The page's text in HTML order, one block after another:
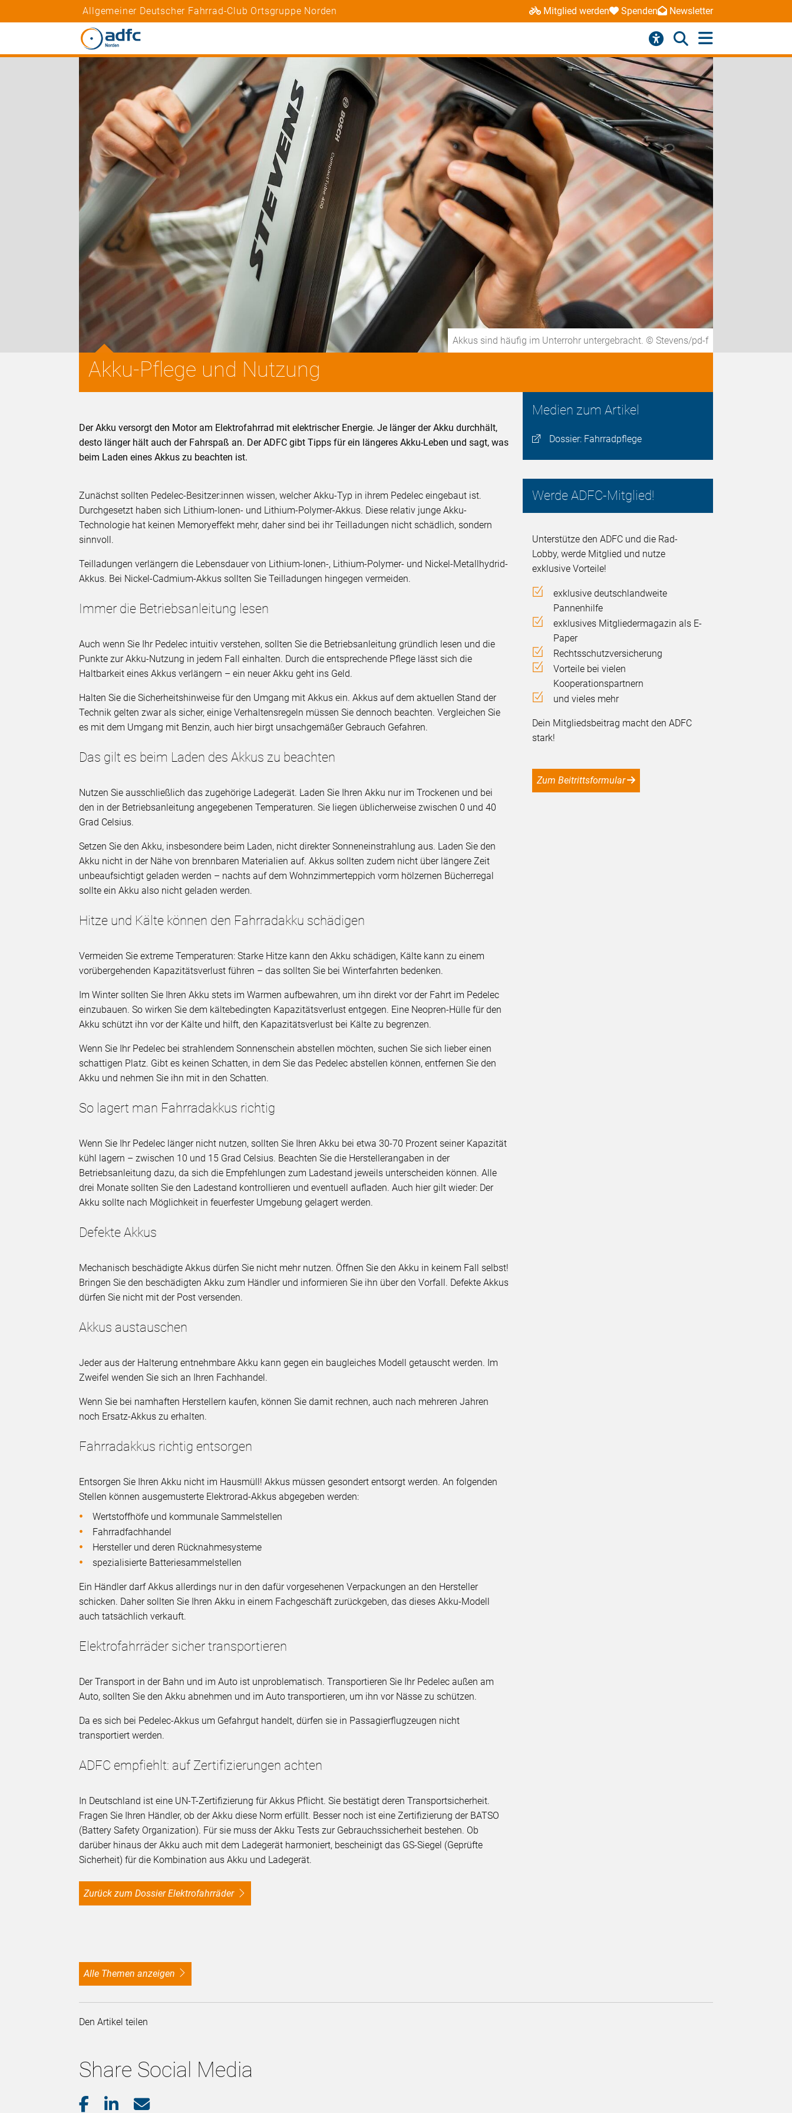
Allgemeiner Deutscher Fahrrad-Club Ortsgruppe Norden Mitglied werden Spenden Newsletter
Akkus sind häufig im Unterrohr untergebracht. © Stevens/pd-f
Akku-Pflege und Nutzung
Medien zum Artikel
Dossier: Fahrradpflege
Werde ADFC-Mitglied!
Unterstütze den ADFC und die Rad-
Lobby, werde Mitglied und nutze
exklusive Vorteile!
exklusive deutschlandweite
Pannenhilfe
exklusives Mitgliedermagazin als E-
Paper
Rechtsschutzversicherung
Vorteile bei vielen
Kooperationspartnern
und vieles mehr
Dein Mitgliedsbeitrag macht den ADFC
stark!
Zum Beitrittsformular
Der Akku versorgt den Motor am Elektrofahrrad mit elektrischer Energie. Je länger der Akku durchhält,
desto länger hält auch der Fahrspaß an. Der ADFC gibt Tipps für ein längeres Akku-Leben und sagt, was
beim Laden eines Akkus zu beachten ist.
Zunächst sollten Pedelec-Besitzer:innen wissen, welcher Akku-Typ in ihrem Pedelec eingebaut ist.
Durchgesetzt haben sich Lithium-Ionen- und Lithium-Polymer-Akkus. Diese relativ junge Akku-
Technologie hat keinen Memoryeffekt mehr, daher sind bei ihr Teilladungen nicht schädlich, sondern
sinnvoll.
Teilladungen verlängern die Lebensdauer von Lithium-Ionen-, Lithium-Polymer- und Nickel-Metallhydrid-
Akkus. Bei Nickel-Cadmium-Akkus sollten Sie Teilladungen hingegen vermeiden.
Immer die Betriebsanleitung lesen
Auch wenn Sie Ihr Pedelec intuitiv verstehen, sollten Sie die Betriebsanleitung gründlich lesen und die
Punkte zur Akku-Nutzung in jedem Fall einhalten. Durch die entsprechende Pflege lässt sich die
Haltbarkeit eines Akkus verlängern – ein neuer Akku geht ins Geld.
Halten Sie die Sicherheitshinweise für den Umgang mit Akkus ein. Akkus auf dem aktuellen Stand der
Technik gelten zwar als sicher, einige Verhaltensregeln müssen Sie dennoch beachten. Vergleichen Sie
es mit dem Umgang mit Benzin, auch hier birgt unsachgemäßer Gebrauch Gefahren.
Das gilt es beim Laden des Akkus zu beachten
Nutzen Sie ausschließlich das zugehörige Ladegerät. Laden Sie Ihren Akku nur im Trockenen und bei
den in der Betriebsanleitung angegebenen Temperaturen. Sie liegen üblicherweise zwischen 0 und 40
Grad Celsius.
Setzen Sie den Akku, insbesondere beim Laden, nicht direkter Sonneneinstrahlung aus. Laden Sie den
Akku nicht in der Nähe von brennbaren Materialien auf. Akkus sollten zudem nicht über längere Zeit
unbeaufsichtigt geladen werden – nachts auf dem Wohnzimmerteppich vorm hölzernen Bücherregal
sollte ein Akku also nicht geladen werden.
Hitze und Kälte können den Fahrradakku schädigen
Vermeiden Sie extreme Temperaturen: Starke Hitze kann den Akku schädigen, Kälte kann zu einem
vorübergehenden Kapazitätsverlust führen – das sollten Sie bei Winterfahrten bedenken.
Im Winter sollten Sie Ihren Akku stets im Warmen aufbewahren, um ihn direkt vor der Fahrt im Pedelec
einzubauen. So wirken Sie dem kältebedingten Kapazitätsverlust entgegen. Eine Neopren-Hülle für den
Akku schützt ihn vor der Kälte und hilft, den Kapazitätsverlust bei Kälte zu begrenzen.
Wenn Sie Ihr Pedelec bei strahlendem Sonnenschein abstellen möchten, suchen Sie sich lieber einen
schattigen Platz. Gibt es keinen Schatten, in dem Sie das Pedelec abstellen können, entfernen Sie den
Akku und nehmen Sie ihn mit in den Schatten.
So lagert man Fahrradakkus richtig
Wenn Sie Ihr Pedelec länger nicht nutzen, sollten Sie Ihren Akku bei etwa 30-70 Prozent seiner Kapazität
kühl lagern – zwischen 10 und 15 Grad Celsius. Beachten Sie die Herstellerangaben in der
Betriebsanleitung dazu, da sich die Empfehlungen zum Ladestand jeweils unterscheiden können. Alle
drei Monate sollten Sie den Ladestand kontrollieren und eventuell aufladen. Auch hier gilt wieder: Der
Akku sollte nach Möglichkeit in feuerfester Umgebung gelagert werden.
Defekte Akkus
Mechanisch beschädigte Akkus dürfen Sie nicht mehr nutzen. Öffnen Sie den Akku in keinem Fall selbst!
Bringen Sie den beschädigten Akku zum Händler und informieren Sie ihn über den Vorfall. Defekte Akkus
dürfen Sie nicht mit der Post versenden.
Akkus austauschen
Jeder aus der Halterung entnehmbare Akku kann gegen ein baugleiches Modell getauscht werden. Im
Zweifel wenden Sie sich an Ihren Fachhandel.
Wenn Sie bei namhaften Herstellern kaufen, können Sie damit rechnen, auch nach mehreren Jahren
noch Ersatz-Akkus zu erhalten.
Fahrradakkus richtig entsorgen
Entsorgen Sie Ihren Akku nicht im Hausmüll! Akkus müssen gesondert entsorgt werden. An folgenden
Stellen können ausgemusterte Elektrorad-Akkus abgegeben werden:
Wertstoffhöfe und kommunale Sammelstellen
Fahrradfachhandel
Hersteller und deren Rücknahmesysteme
spezialisierte Batteriesammelstellen
Ein Händler darf Akkus allerdings nur in den dafür vorgesehenen Verpackungen an den Hersteller
schicken. Daher sollten Sie Ihren Akku in einem Fachgeschäft zurückgeben, das dieses Akku-Modell
auch tatsächlich verkauft.
Elektrofahrräder sicher transportieren
Der Transport in der Bahn und im Auto ist unproblematisch. Transportieren Sie Ihr Pedelec außen am
Auto, sollten Sie den Akku abnehmen und im Auto transportieren, um ihn vor Nässe zu schützen.
Da es sich bei Pedelec-Akkus um Gefahrgut handelt, dürfen sie in Passagierflugzeugen nicht
transportiert werden.
ADFC empfiehlt: auf Zertifizierungen achten
In Deutschland ist eine UN-T-Zertifizierung für Akkus Pflicht. Sie bestätigt deren Transportsicherheit.
Fragen Sie Ihren Händler, ob der Akku diese Norm erfüllt. Besser noch ist eine Zertifizierung der BATSO
(Battery Safety Organization). Für sie muss der Akku Tests zur Gebrauchssicherheit bestehen. Ob
darüber hinaus der Akku auch mit dem Ladegerät harmoniert, bescheinigt das GS-Siegel (Geprüfte
Sicherheit) für die Kombination aus Akku und Ladegerät.
Zurück zum Dossier Elektrofahrräder
alle Themen anzeigen
Den Artikel teilen
Share Social Media